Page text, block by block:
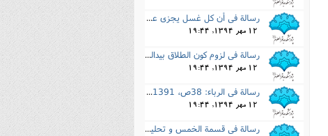
رسالة فى أن کل غسل یجزى عن الوضوء: 50صفحه، 1392ق
12 مهر 1394, 19:44
رسالة فى لزوم کون الطلاق بیدالمرء: 95ص.
12 مهر 1394, 19:44
رسالة فى الرباء: 38ص، 1391ق.
12 مهر 1394, 19:44
رسالة فى قسمة الخمس و تحلیله: 17ص، 1395ق